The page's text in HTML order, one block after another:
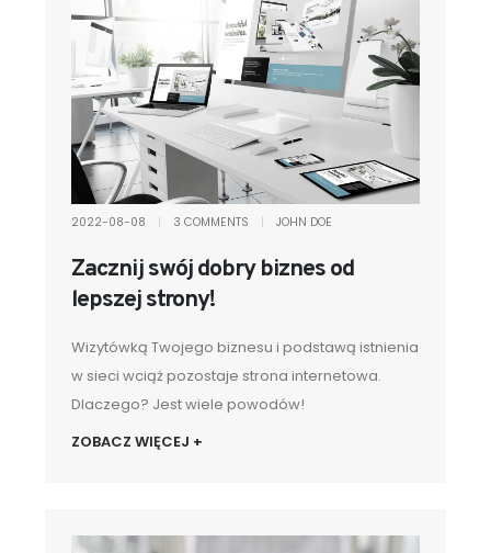
2022-08-08 | 3 COMMENTS | JOHN DOE
Zacznij swój dobry biznes od
lepszej strony!
Wizytówką Twojego biznesu i podstawą istnienia
w sieci wciąż pozostaje strona internetowa.
Dlaczego? Jest wiele powodów!
ZOBACZ WIĘCEJ +